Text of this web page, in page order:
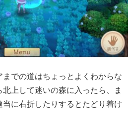
までの道はちょっとよくわからな
上して迷いの森に入ったら、ま
に右折したりするとたどり着け